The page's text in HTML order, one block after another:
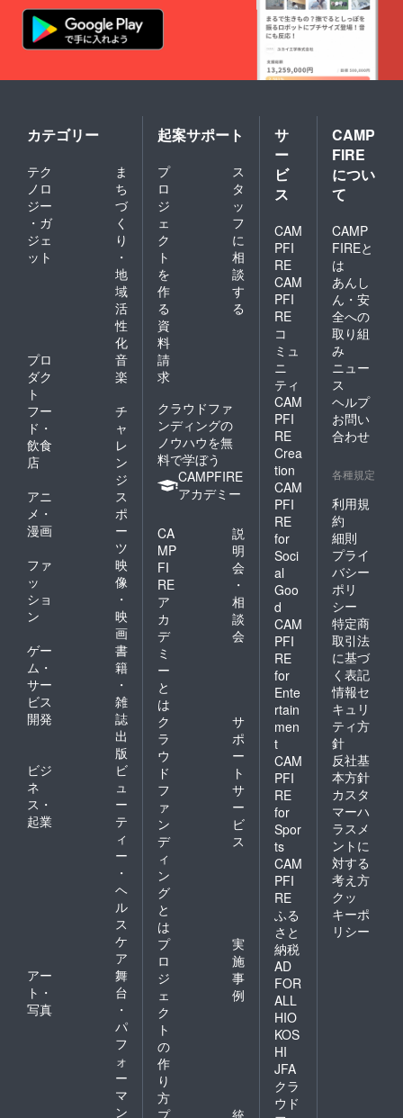
カテゴリー
テク
ノロ
ジー
・ガ
ジェ
ット
ま
ち
づ
く
り
・
地
域
活
性
化
プロ
ダク
ト
音
楽
フー
ド・
飲食
店
チ
ャ
レ
ン
ジ
アニ
メ・
漫画
ス
ポ
ー
ツ
ファ
ッ
ショ
ン
映
像
・
映
画
ゲー
ム・
サー
ビス
開発
書
籍
・
雑
誌
出
版
ビジ
ネ
ス・
起業
ビ
ュ
ー
テ
ィ
ー
・
ヘ
ル
ス
ケ
ア
アー
ト・
写真
舞
台
・
パ
フ
ォ
ー
マ
ン
起案サポート
プ
ロ
ジ
ェ
ク
ト
を
作
る
ス
タ
ッ
フ
に
相
談
す
る
資
料
請
求
クラウドファ
ンディングの
ノウハウを無
料で学ぼう
CAMPFIRE
アカデミー
CA
MP
FI
RE
ア
カ
デ
ミ
ー
と
は
説
明
会
・
相
談
会
ク
ラ
ウ
ド
フ
ァ
ン
デ
ィ
ン
グ
と
は
サ
ポ
ー
ト
サ
ー
ビ
ス
プ
ロ
ジ
ェ
ク
ト
の
作
り
方
実
施
事
例
サ
ー
ビ
ス
CAM
PFI
RE
CAM
PFI
RE
コ
ミュ
ニ
ティ
CAM
PFI
RE
Crea
tion
CAM
PFI
RE
for
Soci
al
Goo
d
CAM
PFI
RE
for
Ente
rtain
men
t
CAM
PFI
RE
for
Spor
ts
CAM
PFI
RE
ふる
さと
納税
AD
FOR
ALL
HIO
KOS
HI
JFA
クラ
ウド
CAMP
FIRE
につい
て
CAMP
FIREと
は
あんし
ん・安
全への
取り組
み
ニュー
ス
ヘルプ
お問い
合わせ
各種規定
利用規
約
細則
プライ
バシー
ポリ
シー
特定商
取引法
に基づ
く表記
情報セ
キュリ
ティ方
針
反社基
本方針
カスタ
マーハ
ラスメ
ントに
対する
考え方
クッ
キーポ
リシー